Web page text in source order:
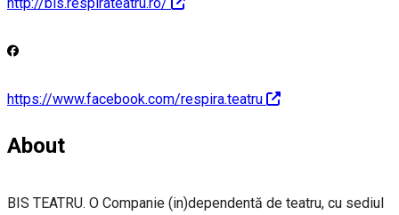
https://www.facebook.com/respira.teatru
About
BIS TEATRU. O Companie (in)dependentă de teatru, cu sediul